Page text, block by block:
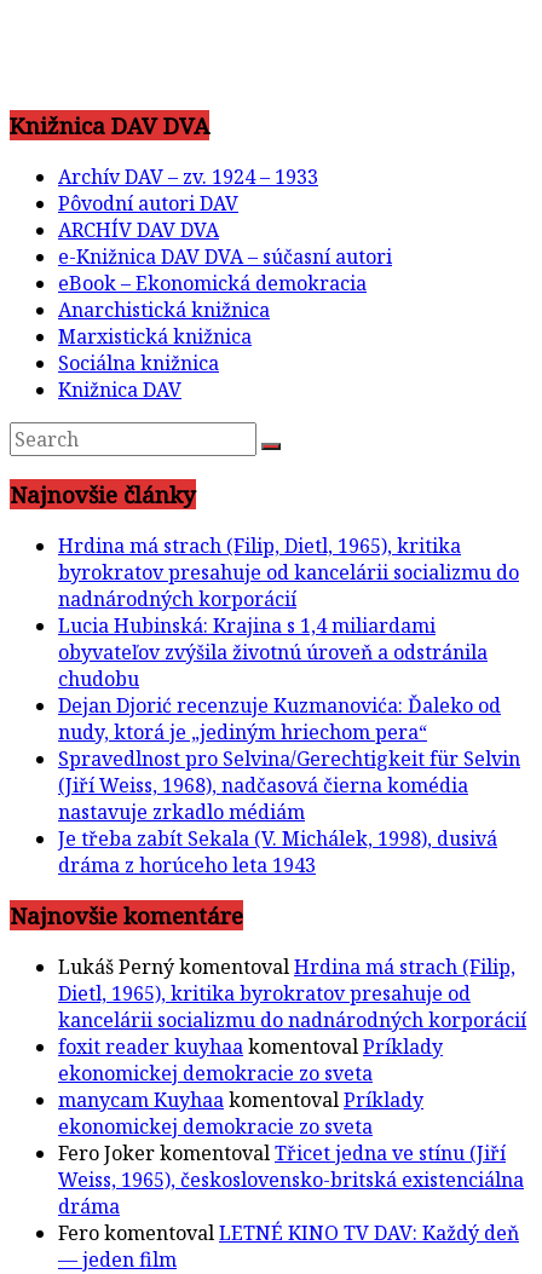
Knižnica DAV DVA
Archív DAV – zv. 1924 – 1933
Pôvodní autori DAV
ARCHÍV DAV DVA
e-Knižnica DAV DVA – súčasní autori
eBook – Ekonomická demokracia
Anarchistická knižnica
Marxistická knižnica
Sociálna knižnica
Knižnica DAV
Najnovšie články
Hrdina má strach (Filip, Dietl, 1965), kritika
byrokratov presahuje od kancelárii socializmu do
nadnárodných korporácií
Lucia Hubinská: Krajina s 1,4 miliardami
obyvateľov zvýšila životnú úroveň a odstránila
chudobu
Dejan Djorić recenzuje Kuzmanovića: Ďaleko od
nudy, ktorá je „jediným hriechom pera“
Spravedlnost pro Selvina/Gerechtigkeit für Selvin
(Jiří Weiss, 1968), nadčasová čierna komédia
nastavuje zrkadlo médiám
Je třeba zabít Sekala (V. Michálek, 1998), dusivá
dráma z horúceho leta 1943
Najnovšie komentáre
Lukáš PernýkomentovalHrdina má strach (Filip,
Dietl, 1965), kritika byrokratov presahuje od
kancelárii socializmu do nadnárodných korporácií
foxit reader kuyhaakomentovalPríklady
ekonomickej demokracie zo sveta
manycam KuyhaakomentovalPríklady
ekonomickej demokracie zo sveta
Fero JokerkomentovalTřicet jedna ve stínu (Jiří
Weiss, 1965), československo-britská existenciálna
dráma
FerokomentovalLETNÉ KINO TV DAV: Každý deň
— jeden film